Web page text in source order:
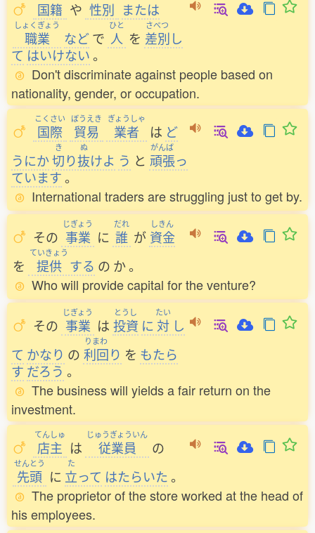
国籍 や 性別 または
しょくぎょう
職業 などで
ひと
人 を
さべつ
差別し
て はいけない。
Don't discriminate against people based on
nationality, gender, or occupation.
こくさい
国際
ぼうえき
貿易
ぎょうしゃ
業者 は ど
うにか
き
切り
ぬ
抜けよ う と
がんば
頑張っ
ています。
International traders are struggling just to get by.
その
じぎょう
事業 に
だれ
誰 が
しきん
資金
を
ていきょう
提供 する の か。
Who will provide capital for the venture?
その
じぎょう
事業 は
とうし
投資 に
たい
対 し
て かなり の
りまわ
利回り を もたら
す だろう 。
The business will yields a fair return on the
investment.
てんしゅ
店主 は
じゅうぎょういん
従業員 の
せんとう
先頭 に
た
立って はたらいた。
The proprietor of the store worked at the head of
his employees.